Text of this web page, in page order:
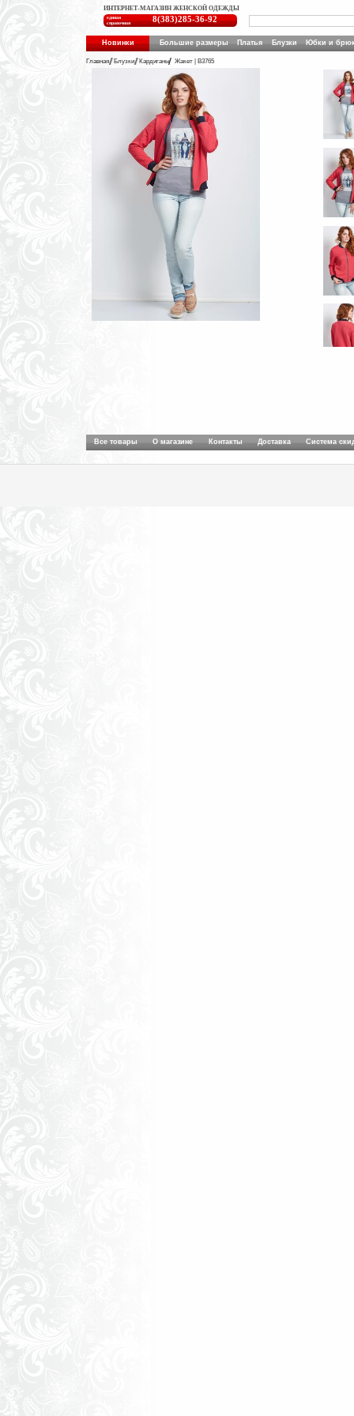
ИНТЕРНЕТ-МАГАЗИН ЖЕНСКОЙ ОДЕЖДЫ
единая
справочная
8(383)285-36-92
Новинки Большие размеры Платья Блузки Юбки и
Главная Блузки Кардиганы Жакет | B3765
Все товары О магазине Контакты Доставка Система